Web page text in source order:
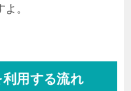
。
用する流れ